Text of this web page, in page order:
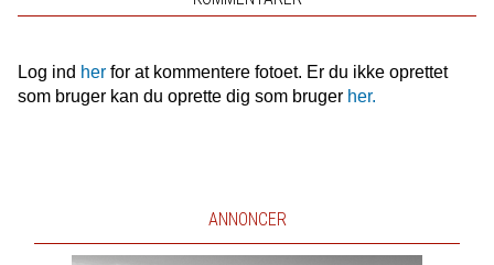
Log ind herfor at kommentere fotoet. Er du ikke oprettet
som bruger kan du oprette dig som bruger her.
ANNONCER